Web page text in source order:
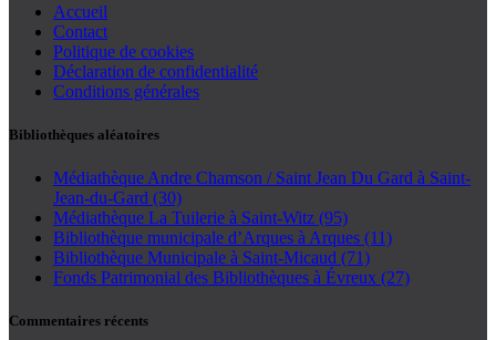
Accueil
Contact
Politique de cookies
Déclaration de confidentialité
Conditions générales
Bibliothèques aléatoires
Médiathèque Andre Chamson / Saint Jean Du Gard à Saint-
Jean-du-Gard (30)
Médiathèque La Tuilerie à Saint-Witz (95)
Bibliothèque municipale d’Arques à Arques (11)
Bibliothèque Municipale à Saint-Micaud (71)
Fonds Patrimonial des Bibliothèques à Évreux (27)
Commentaires récents